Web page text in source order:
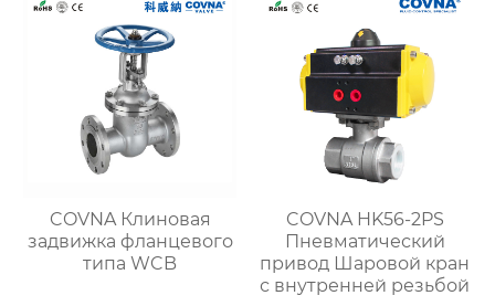
COVNA Клиновая
задвижка фланцевого
типа WCB
COVNA HK56-2PS
Пневматический
привод Шаровой кран
с внутренней резьбой